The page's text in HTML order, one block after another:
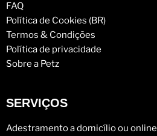
FAQ
Política de Cookies (BR)
Termos & Condições
Política de privacidade
Sobre a Petz
SERVIÇOS
Adestramento a domicílio ou online